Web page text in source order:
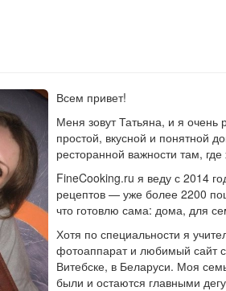
Всем привет!
Меня зовут Татьяна, и я
простой, вкусной и понятной
ресторанной важности там,
FineCooking.ru я веду с 2014
рецептов — уже более 2200
что готовлю сама: дома, для
Хотя по специальности я
фотоаппарат и любимый сайт
Витебске, в Беларуси. Моя
были и остаются главными